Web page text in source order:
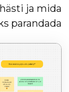
ja mida
parandada